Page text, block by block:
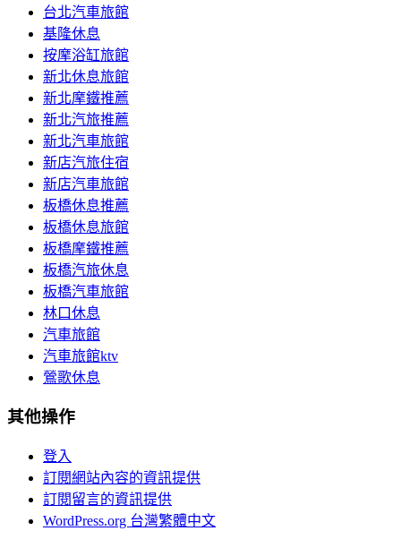
台北汽車旅館
基隆休息
按摩浴缸旅館
新北休息旅館
新北摩鐵推薦
新北汽旅推薦
新北汽車旅館
新店汽旅住宿
新店汽車旅館
板橋休息推薦
板橋休息旅館
板橋摩鐵推薦
板橋汽旅休息
板橋汽車旅館
林口休息
汽車旅館
汽車旅館ktv
鶯歌休息
其他操作
登入
訂閱網站內容的資訊提供
訂閱留言的資訊提供
WordPress.org 台灣繁體中文